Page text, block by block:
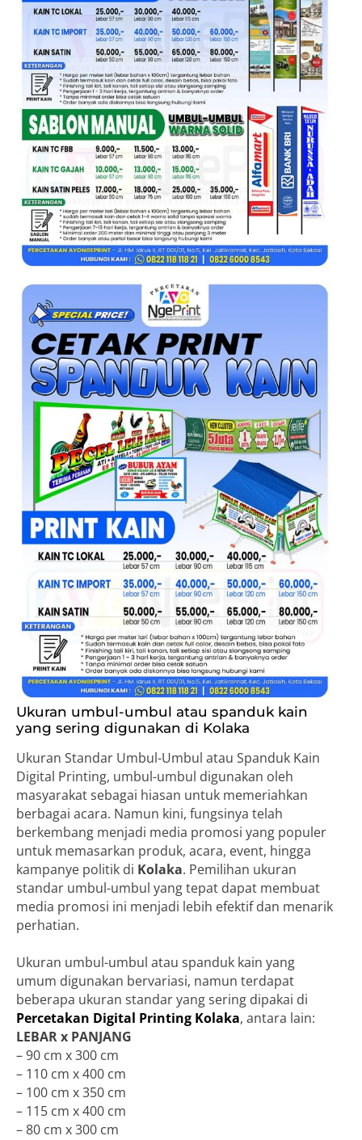
Ukuran umbul-umbul atau spanduk kain
yang sering digunakan di Kolaka
Ukuran Standar Umbul-Umbul atau Spanduk Kain
Digital Printing, umbul-umbul digunakan oleh
masyarakat sebagai hiasan untuk memeriahkan
berbagai acara. Namun kini, fungsinya telah
berkembang menjadi media promosi yang populer
untuk memasarkan produk, acara, event, hingga
kampanye politik di Kolaka. Pemilihan ukuran
standar umbul-umbul yang tepat dapat membuat
media promosi ini menjadi lebih efektif dan menarik
perhatian.
Ukuran umbul-umbul atau spanduk kain yang
umum digunakan bervariasi, namun terdapat
beberapa ukuran standar yang sering dipakai di
Percetakan Digital Printing Kolaka, antara lain:
LEBAR x PANJANG
– 90 cm x 300 cm
– 110 cm x 400 cm
– 100 cm x 350 cm
– 115 cm x 400 cm
– 80 cm x 300 cm